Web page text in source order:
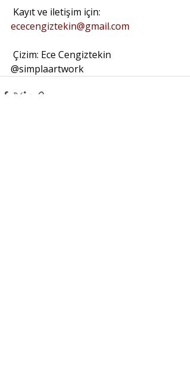
Kayıt ve iletişim için:
ececengiztekin@gmail.com
Çizim: Ece Cengiztekin
@simplaartwork